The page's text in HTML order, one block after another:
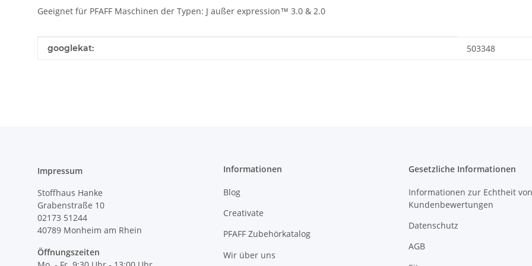
Geeignet für PFAFF Maschinen der Typen: J außer expression™ 3.0 & 2.0
Produkteigenschaft
Wert
googlekat: 503348
Impressum
Stoffhaus Hanke
Grabenstraße 10
02173 51244
40789 Monheim am Rhein
Öffnungszeiten
Informationen
Blog
Creativate
PFAFF Zubehörkatalog
Wir über uns
Gesetzliche Informationen
Informationen zur Echtheit von
Kundenbewertungen
Datenschutz
AGB